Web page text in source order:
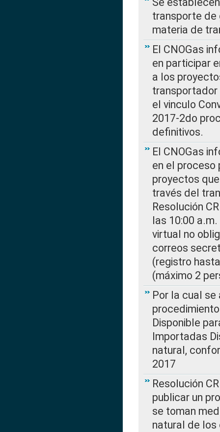
transporte de
materia de
El CNOGas
en participar
a los
transportador
el vinculo
2017-2do
definitivos.
El CNOGas
en el proceso
proyectos
través del
Resolución
las 10:00
virtual no
correos
(registro
(máximo 2
Por la cual
Disponible
Importadas
natural,
2017
Resolución
publicar un
se toman
natural de los